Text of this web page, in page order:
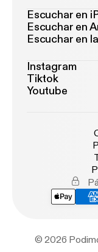
Escuchar en
Escuchar en
Escuchar en
Instagram
Tiktok
Youtube
© 2026